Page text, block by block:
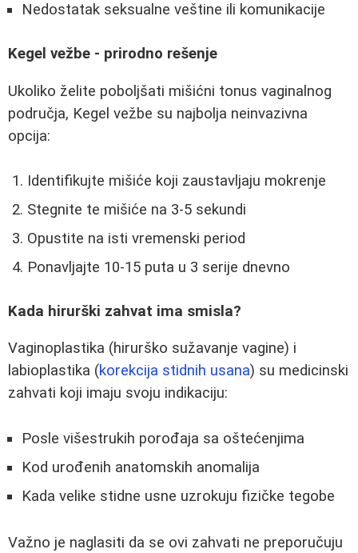
Nedostatak seksualne veštine ili komunikacije
Kegel vežbe - prirodno rešenje
Ukoliko želite poboljšati mišićni tonus vaginalnog
područja, Kegel vežbe su najbolja neinvazivna
opcija:
Identifikujte mišiće koji zaustavljaju mokrenje
Stegnite te mišiće na 3-5 sekundi
Opustite na isti vremenski period
Ponavljajte 10-15 puta u 3 serije dnevno
Kada hirurški zahvat ima smisla?
Vaginoplastika (hirurško sužavanje vagine) i
labioplastika (korekcija stidnih usana) su medicinski
zahvati koji imaju svoju indikaciju:
Posle višestrukih porođaja sa oštećenjima
Kod urođenih anatomskih anomalija
Kada velike stidne usne uzrokuju fizičke tegobe
Važno je naglasiti da se ovi zahvati ne preporučuju